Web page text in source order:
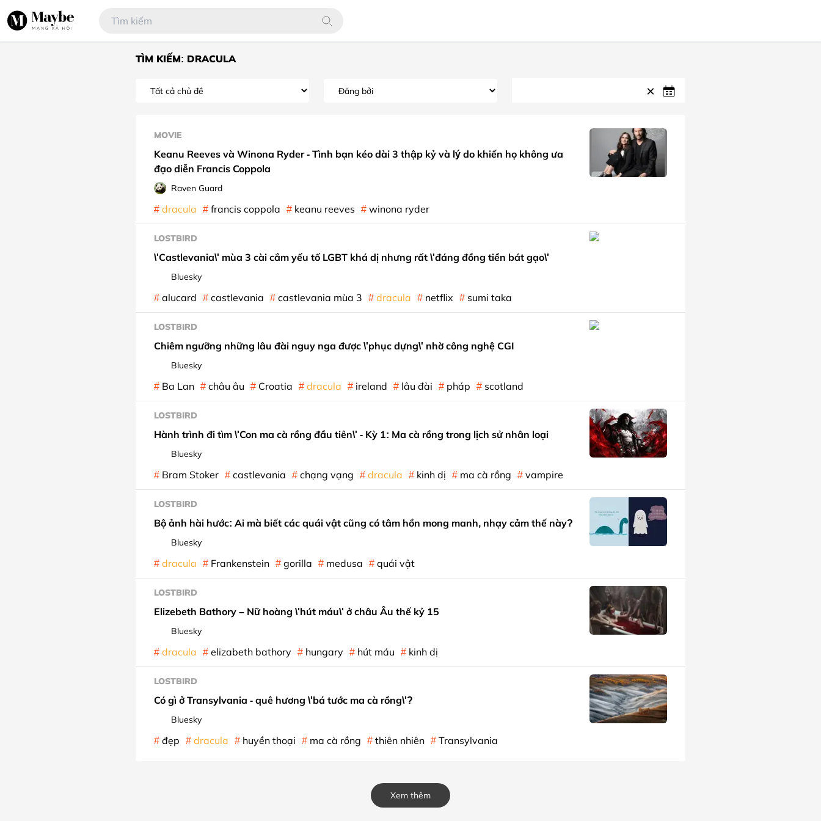
TÌM KIẾM: DRACULA
MOVIE
Keanu Reeves và Winona Ryder - Tình bạn kéo dài 3 thập kỷ và lý do khiến họ không ưa
đạo diễn Francis Coppola
Raven Guard
dracula francis coppola keanu reeves winona ryder
LOSTBIRD
\'Castlevania\' mùa 3 cài cắm yếu tố LGBT khá dị nhưng rất \'đáng đồng tiền bát gạo\'
Bluesky
alucard castlevania castlevania mùa 3 dracula netflix sumi taka
LOSTBIRD
Chiêm ngưỡng những lâu đài nguy nga được \'phục dựng\' nhờ công nghệ CGI
Bluesky
Ba Lan châu âu Croatia dracula ireland lâu đài pháp scotland
LOSTBIRD
Hành trình đi tìm \'Con ma cà rồng đầu tiên\' - Kỳ 1: Ma cà rồng trong lịch sử nhân loại
Bluesky
Bram Stoker castlevania chạng vạng dracula kinh dị ma cà rồng vampire
LOSTBIRD
Bộ ảnh hài hước: Ai mà biết các quái vật cũng có tâm hồn mong manh, nhạy cảm thế này?
Bluesky
dracula Frankenstein gorilla medusa quái vật
LOSTBIRD
Elizebeth Bathory – Nữ hoàng \'hút máu\' ở châu Âu thế kỷ 15
Bluesky
dracula elizabeth bathory hungary hút máu kinh dị
LOSTBIRD
Có gì ở Transylvania - quê hương \'bá tước ma cà rồng\'?
Bluesky
đẹp dracula huyền thoại ma cà rồng thiên nhiên Transylvania
Xem thêm